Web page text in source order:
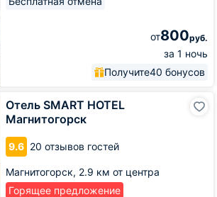
от800руб.
за 1 ночь
Получите40 бонусов
Отель SMART HOTEL
Магнитогорск
9.6 20 отзывов гостей
Магнитогорск, 2.9 км от центра
Горящее предложение